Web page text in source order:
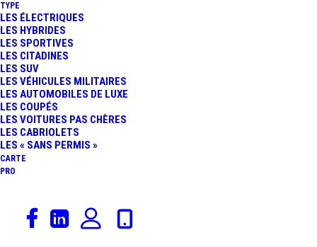
TYPE
LES ÉLECTRIQUES
LES HYBRIDES
LES SPORTIVES
LES CITADINES
LES SUV
LES VÉHICULES MILITAIRES
LES AUTOMOBILES DE LUXE
LES COUPÉS
LES VOITURES PAS CHÈRES
LES CABRIOLETS
LES « SANS PERMIS »
CARTE
PRO
Les patrouilles des plages des
« carabinieri » de la police de la région